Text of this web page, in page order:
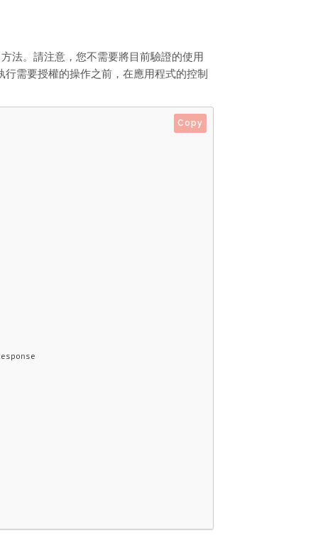
方法。請注意，您不需要將目前驗證的使用
需要授權的操作之前，在應用程式的控制
Copy